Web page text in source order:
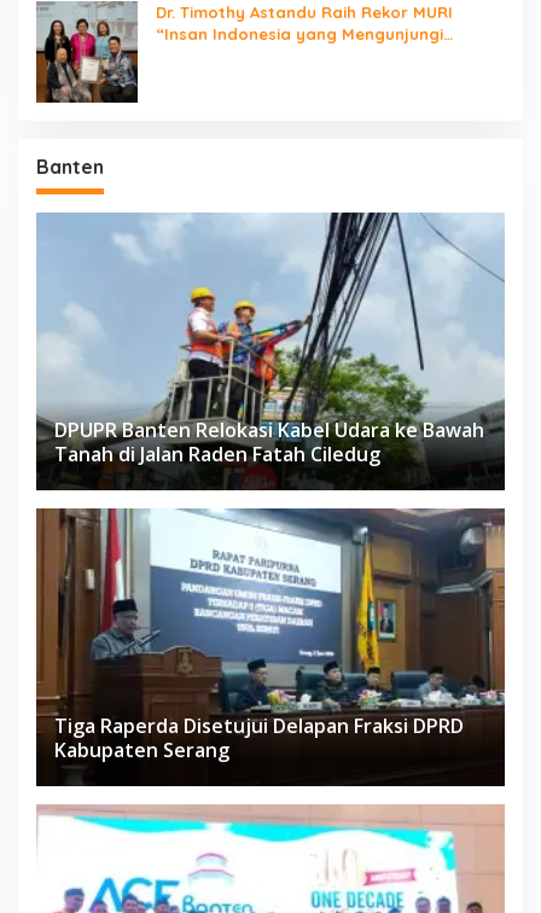
Dr. Timothy Astandu Raih Rekor MURI
“Insan Indonesia yang Mengunjungi
Banten
DPUPR Banten Relokasi Kabel Udara ke Bawah
Tanah di Jalan Raden Fatah Ciledug
Tiga Raperda Disetujui Delapan Fraksi DPRD
Kabupaten Serang